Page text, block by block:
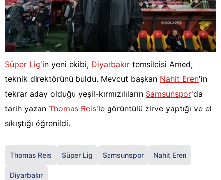
Süper Lig'in yeni ekibi, Diyarbakır temsilcisi Amed,
teknik direktörünü buldu. Mevcut başkan Nahit Eren'in
tekrar aday olduğu yeşil-kırmızılıların Samsunspor'da
tarih yazan Thomas Reis'le görüntülü zirve yaptığı ve el
sıkıştığı öğrenildi.
Thomas Reis Süper Lig Samsunspor Nahit Eren
Diyarbakır